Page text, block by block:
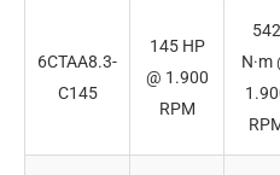
6CTAA8.3-
C145
145 HP
@ 1.900
RPM
542
N·m